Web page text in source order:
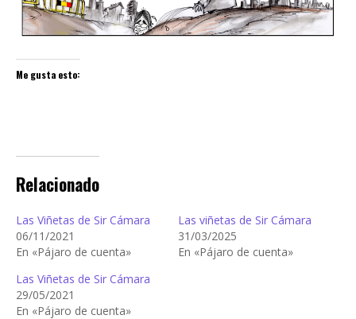
Me gusta esto:
Relacionado
Las Viñetas de Sir Cámara
06/11/2021
En «Pájaro de cuenta»
Las viñetas de Sir Cámara
31/03/2025
En «Pájaro de cuenta»
Las Viñetas de Sir Cámara
29/05/2021
En «Pájaro de cuenta»